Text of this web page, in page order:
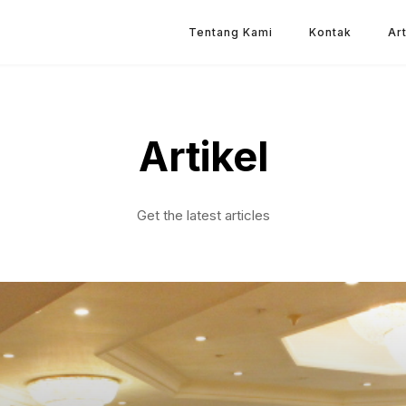
Tentang Kami Kontak
Artikel
Get the latest articles